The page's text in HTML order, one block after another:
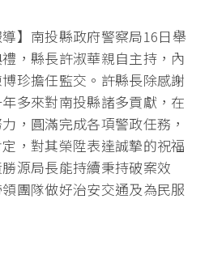
導】南投縣政府警察局16日舉
，縣長許淑華親自主持，內
珍擔任監交。許縣長除感謝
多來對南投縣諸多貢獻，在
，圓滿完成各項警政任務，
，對其榮陞表達誠摯的祝福
源局長能持續秉持破案效
團隊做好治安交通及為民服